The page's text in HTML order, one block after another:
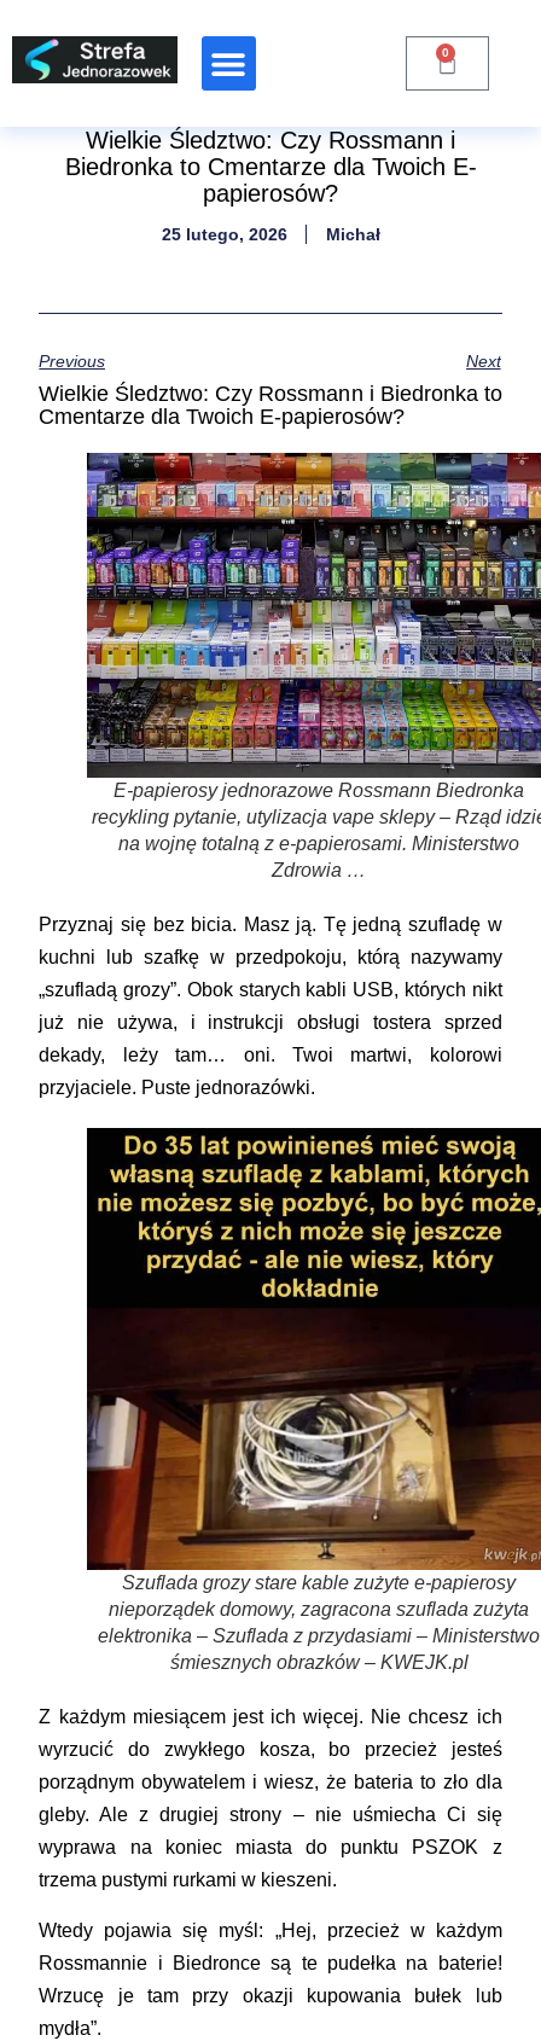
0
Wielkie Śledztwo: Czy Rossmann i
Biedronka to Cmentarze dla Twoich E-
papierosów?
25 lutego, 2026 Michał
Previous Next
Wielkie Śledztwo: Czy Rossmann i Biedronka to
Cmentarze dla Twoich E-papierosów?
E-papierosy jednorazowe Rossmann Biedronka
recykling pytanie, utylizacja vape sklepy – Rząd
na wojnę totalną z e-papierosami. Ministerstwo
Zdrowia …
Przyznaj się bez bicia. Masz ją. Tę jedną szufladę w
kuchni lub szafkę w przedpokoju, którą nazywamy
„szufladą grozy”. Obok starych kabli USB, których nikt
już nie używa, i instrukcji obsługi tostera sprzed
dekady, leży tam… oni. Twoi martwi, kolorowi
przyjaciele. Puste jednorazówki.
Szuflada grozy stare kable zużyte e-papierosy
nieporządek domowy, zagracona szuflada zużyta
elektronika – Szuflada z przydasiami – Ministerstwo
śmiesznych obrazków – KWEJK.pl
Z każdym miesiącem jest ich więcej. Nie chcesz ich
wyrzucić do zwykłego kosza, bo przecież jesteś
porządnym obywatelem i wiesz, że bateria to zło dla
gleby. Ale z drugiej strony – nie uśmiecha Ci się
wyprawa na koniec miasta do punktu PSZOK z
trzema pustymi rurkami w kieszeni.
Wtedy pojawia się myśl: „Hej, przecież w każdym
Rossmannie i Biedronce są te pudełka na baterie!
Wrzucę je tam przy okazji kupowania bułek lub
mydła”.